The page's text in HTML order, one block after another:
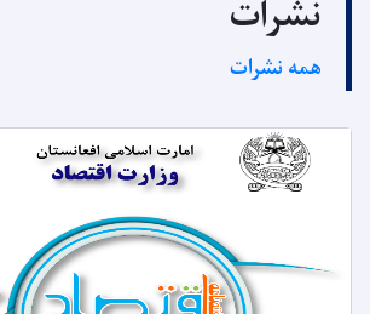
نشرات
همه نشرات